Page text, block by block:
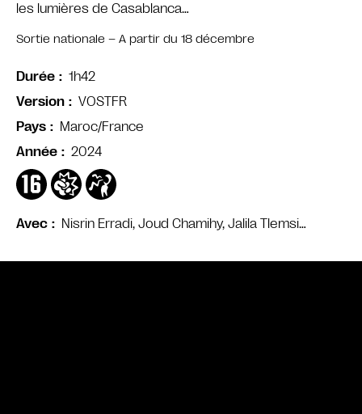
Avec Nisrin Erradi, Joud Chamihy, Jalila Tlemsi…
les lumières de Casablanca…
Sortie nationale – A partir du 18 décembre
Durée
1h42
Version
VOSTFR
Pays
Maroc/France
Année
2024